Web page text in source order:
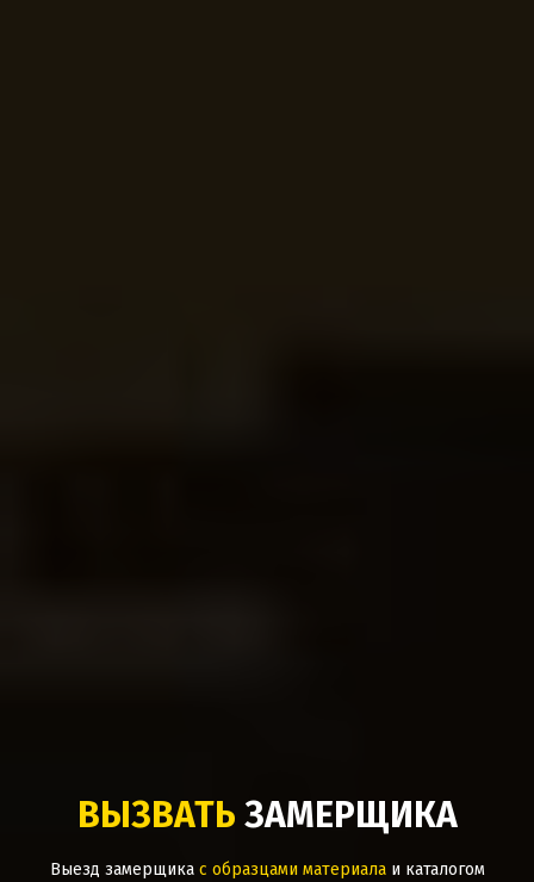
ВЫЗВАТЬ ЗАМЕРЩИКА
Выезд замерщика с образцами материала и каталогом